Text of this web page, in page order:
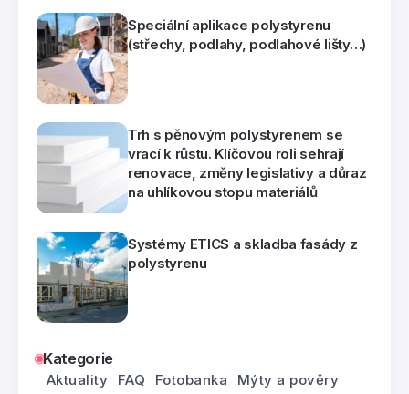
Speciální aplikace polystyrenu
(střechy, podlahy, podlahové lišty…)
Trh s pěnovým polystyrenem se
vrací k růstu. Klíčovou roli sehrají
renovace, změny legislativy a důraz
na uhlíkovou stopu materiálů
Systémy ETICS a skladba fasády z
polystyrenu
Kategorie
Aktuality FAQ Fotobanka
Mýty a pověry